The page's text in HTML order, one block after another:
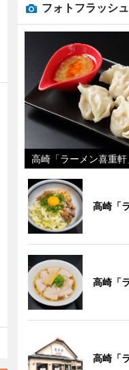
フォトフラッシュ
高崎「ラーメン喜重軒
高崎「
高崎「
高崎「